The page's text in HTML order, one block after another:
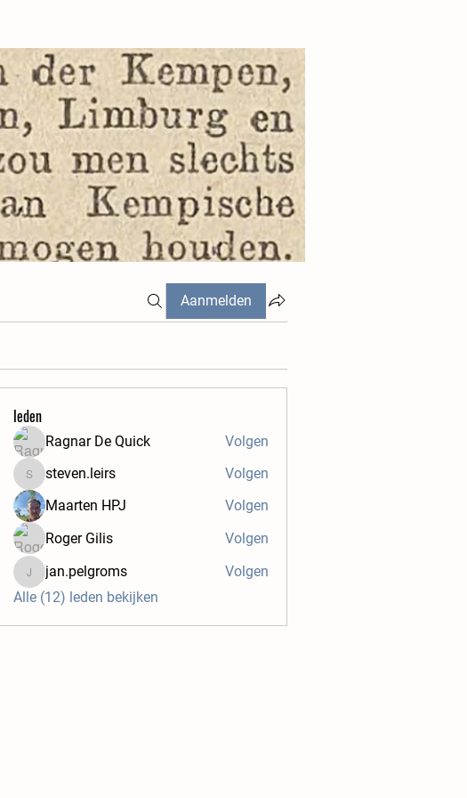
Aanmelden
leden
Ragnar De Quick Volgen
steven.leirs
steven.leirs
Volgen
Maarten HPJ
Volgen
Roger Gilis
Volgen
jan.pelgroms
jan.pelgroms
Volgen
Alle (12) leden bekijken